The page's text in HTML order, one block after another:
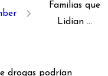
Familias que
Lidian ...
drogas podrían